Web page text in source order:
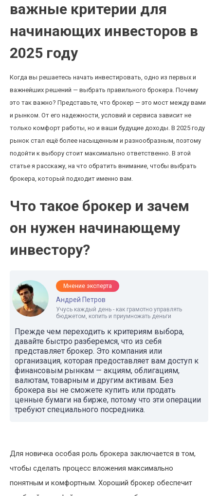
важные критерии для
начинающих инвесторов в
2025 году
Когда вы решаетесь начать инвестировать, одно из первых и
важнейших решений — выбрать правильного брокера. Почему
это так важно? Представьте, что брокер — это мост между вами
и рынком. От его надежности, условий и сервиса зависит не
только комфорт работы, но и ваши будущие доходы. В 2025 году
рынок стал ещё более насыщенным и разнообразным, поэтому
подойти к выбору стоит максимально ответственно. В этой
статье я расскажу, на что обратить внимание, чтобы выбрать
брокера, который подходит именно вам.
Что такое брокер и зачем
он нужен начинающему
инвестору?
Мнение эксперта
Андрей Петров
Учусь каждый день - как грамотно управлять
бюджетом, копить и приумножать деньги
Прежде чем переходить к критериям выбора,
давайте быстро разберемся, что из себя
представляет брокер. Это компания или
организация, которая предоставляет вам доступ к
финансовым рынкам — акциям, облигациям,
валютам, товарным и другим активам. Без
брокера вы не сможете купить или продать
ценные бумаги на бирже, потому что эти операции
требуют специального посредника.
Для новичка особая роль брокера заключается в том,
чтобы сделать процесс вложения максимально
понятным и комфортным. Хороший брокер обеспечит